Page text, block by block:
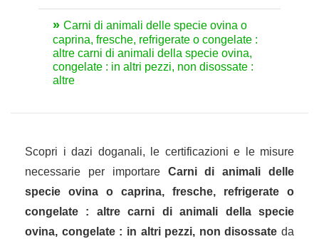
Carni di animali delle specie ovina o
caprina, fresche, refrigerate o congelate :
altre carni di animali della specie ovina,
congelate : in altri pezzi, non disossate :
altre
Scopri i dazi doganali, le certificazioni e le misure
necessarie per importare Carni di animali delle
specie ovina o caprina, fresche, refrigerate o
congelate : altre carni di animali della specie
ovina, congelate : in altri pezzi, non disossate da